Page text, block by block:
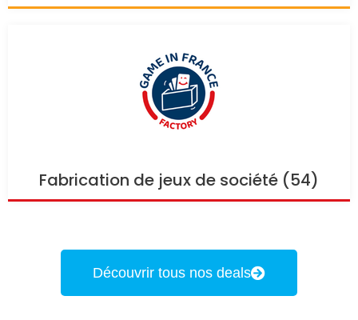
Fabrication de jeux de société (54)
Découvrir tous nos deals